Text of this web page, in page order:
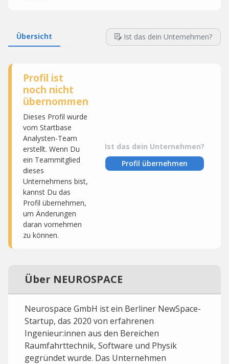
Übersicht Ist das dein Unternehmen?
Profil ist
noch nicht
übernommen
Dieses Profil wurde
vom Startbase
Analysten-Team
erstellt. Wenn Du
ein Teammitglied
dieses
Unternehmens bist,
kannst Du das
Profil übernehmen,
um Änderungen
daran vornehmen
zu können.
Ist das dein Unternehmen?
Profil übernehmen
Über NEUROSPACE
Neurospace GmbH ist ein Berliner NewSpace-
Startup, das 2020 von erfahrenen
Ingenieur:innen aus den Bereichen
Raumfahrttechnik, Software und Physik
gegründet wurde. Das Unternehmen